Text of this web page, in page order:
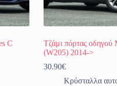
C
Τζάμι πόρτας οδηγού
(W205) 2014->
30.90€
Κρύσταλλα